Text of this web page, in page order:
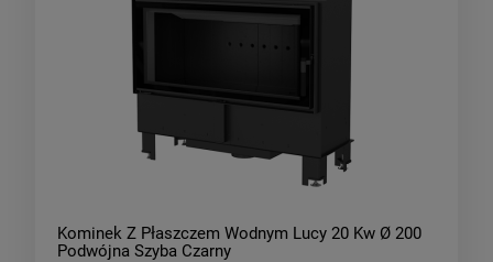
Kominek Z Płaszczem Wodnym Lucy 20 Kw Ø 200
Podwójna Szyba Czarny